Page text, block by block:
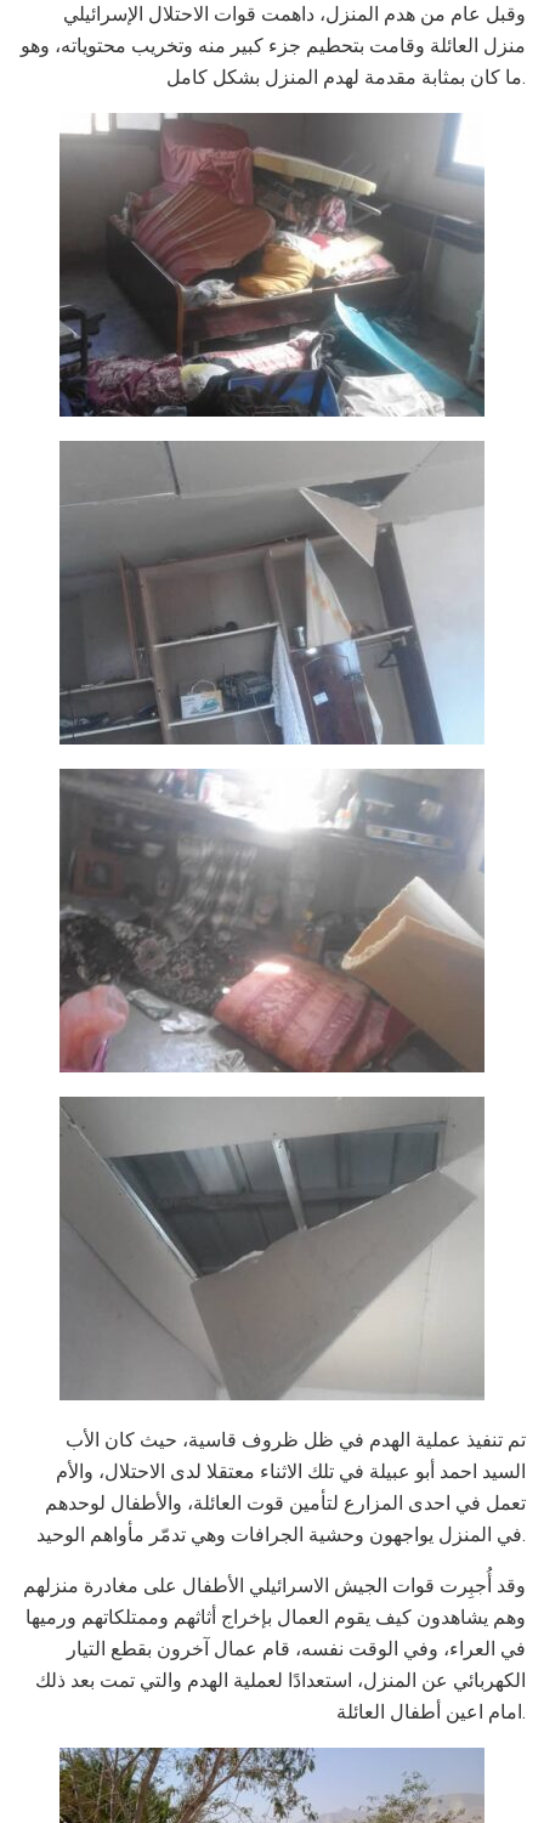
وقبل عام من هدم المنزل، داهمت قوات الاحتلال الإسرائيلي
منزل العائلة وقامت بتحطيم جزء كبير منه وتخريب محتوياته، وهو
ما كان بمثابة مقدمة لهدم المنزل بشكل كامل.
تم تنفيذ عملية الهدم في ظل ظروف قاسية، حيث كان الأب
السيد احمد أبو عبيلة في تلك الاثناء معتقلا لدى الاحتلال، والأم
تعمل في احدى المزارع لتأمين قوت العائلة، والأطفال لوحدهم
في المنزل يواجهون وحشية الجرافات وهي تدمّر مأواهم الوحيد.
وقد أُجبِرت قوات الجيش الاسرائيلي الأطفال على مغادرة منزلهم
وهم يشاهدون كيف يقوم العمال بإخراج أثاثهم وممتلكاتهم ورميها
في العراء، وفي الوقت نفسه، قام عمال آخرون بقطع التيار
الكهربائي عن المنزل، استعدادًا لعملية الهدم والتي تمت بعد ذلك
امام اعين أطفال العائلة.